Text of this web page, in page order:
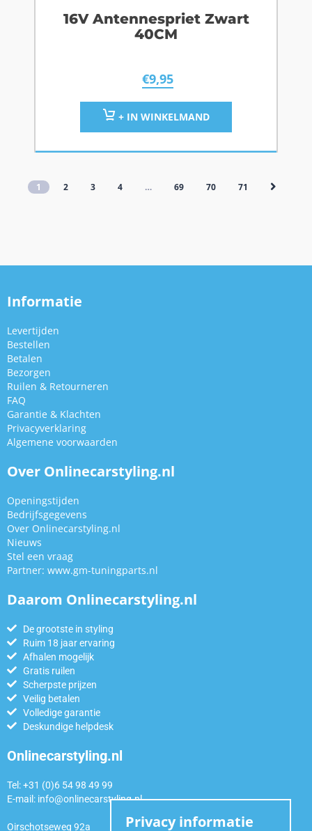
16V Antennespriet Zwart
40CM
€9,95
+ IN WINKELMAND
1 2 3 4 … 69 70 71
Informatie
Levertijden
Bestellen
Betalen
Bezorgen
Ruilen & Retourneren
FAQ
Garantie & Klachten
Privacyverklaring
Algemene voorwaarden
Over Onlinecarstyling.nl
Openingstijden
Bedrijfsgegevens
Over Onlinecarstyling.nl
Nieuws
Stel een vraag
Partner: www.gm-tuningparts.nl
Daarom Onlinecarstyling.nl
De grootste in styling
Ruim 18 jaar ervaring
Afhalen mogelijk
Gratis ruilen
Scherpste prijzen
Veilig betalen
Volledige garantie
Deskundige helpdesk
Onlinecarstyling.nl
Tel: +31 (0)6 54 98 49 99
E-mail: info@onlinecarstyling.nl
Oirschotseweg 92a Privacy informatie